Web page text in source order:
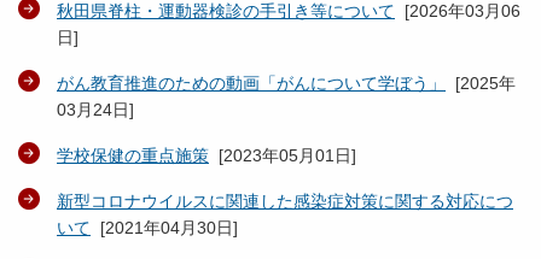
秋田県脊柱・運動器検診の手引き等について [2026年03月06
日]
がん教育推進のための動画「がんについて学ぼう」 [2025年
03月24日]
学校保健の重点施策 [2023年05月01日]
新型コロナウイルスに関連した感染症対策に関する対応につ
いて [2021年04月30日]